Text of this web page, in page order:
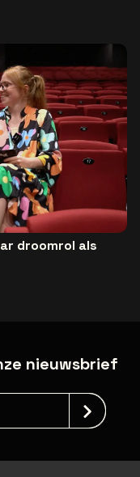
droomrol als
nieuwsbrief